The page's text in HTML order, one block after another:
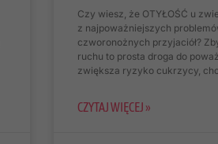
Czy wiesz, że OTYŁOŚĆ u
z najpoważniejszych
czworonożnych przyjaciół?
ruchu to prosta droga do
zwiększa ryzyko cukrzycy,
CZYTAJ WIĘCEJ »
na
tego, jak
strona
używana.